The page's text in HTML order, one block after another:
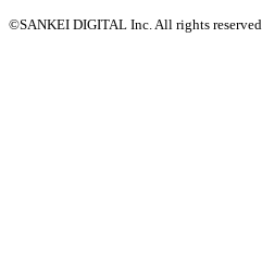
©SANKEI DIGITAL Inc. All rights reserved.